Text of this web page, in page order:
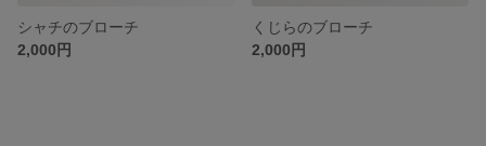
シャチのブローチ
2,000円
くじらのブローチ
2,000円